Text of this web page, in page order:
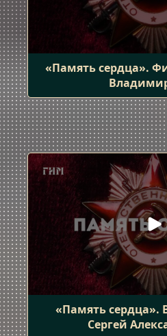
«Память сердца».
«Память
Сергей